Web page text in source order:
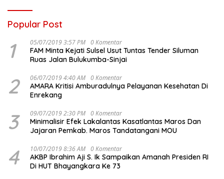
Popular Post
1 05/07/2019 3:57 PM 0 Komentar
FAM Minta Kejati Sulsel Usut Tuntas Tender Siluman
Ruas Jalan Bulukumba-Sinjai
2 06/07/2019 4:40 AM 0 Komentar
AMARA Kritisi Amburadulnya Pelayanan Kesehatan Di
Enrekang
3 09/07/2019 2:30 PM 0 Komentar
Minimalisir Efek Lakalantas Kasatlantas Maros Dan
Jajaran Pemkab. Maros Tandatangani MOU
4 10/07/2019 8:36 AM 0 Komentar
AKBP Ibrahim Aji S. Ik Sampaikan Amanah Presiden RI
Di HUT Bhayangkara Ke 73